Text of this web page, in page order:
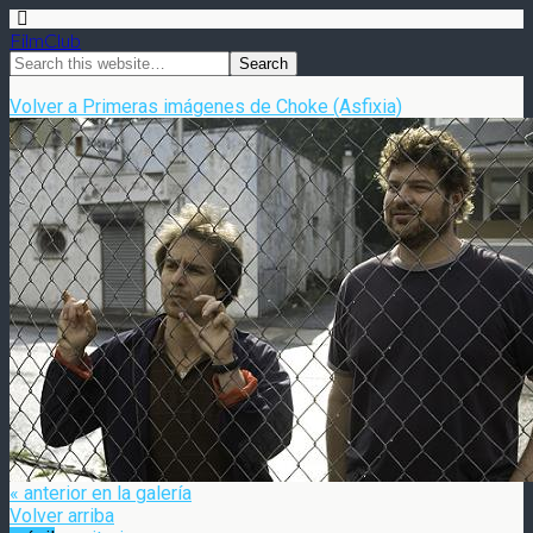
FilmClub
Volver a Primeras imágenes de Choke (Asfixia)
« anterior en la galería
Volver arriba